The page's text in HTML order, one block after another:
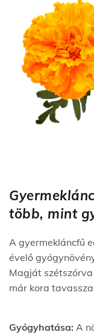
több, mint
A gyermekláncfű
évelő
Magját
már kora
Gyógyhatása: A